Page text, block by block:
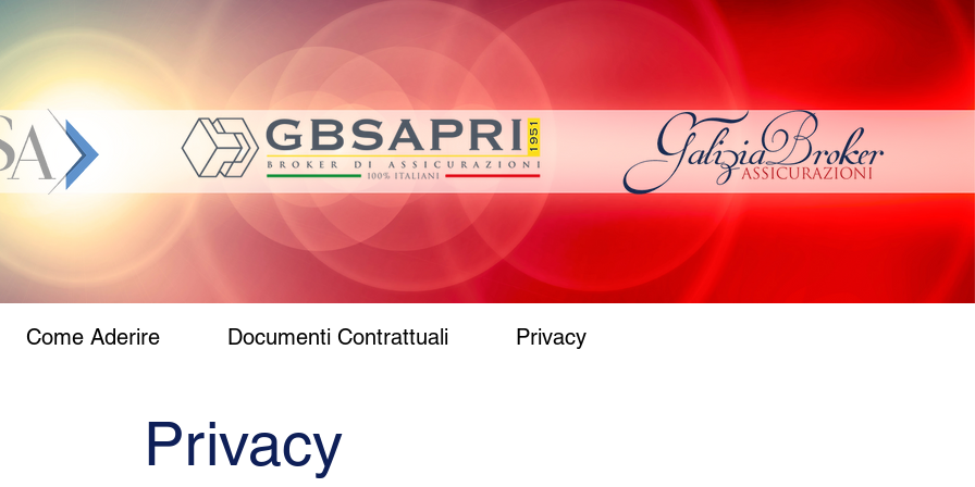
Come Aderire Documenti Contrattuali Privacy
Privacy